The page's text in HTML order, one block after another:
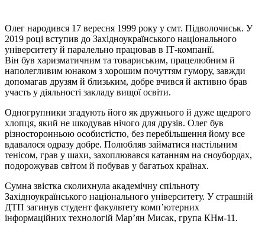
Олег народився 17 вересня 1999 року у смт. Підволочиськ. У
2019 році вступив до Західноукраїнського національного
університету й паралельно працював в ІТ-компанії.
Він був харизматичним та товариським, працелюбним й
наполегливим юнаком з хорошим почуттям гумору, завжди
допомагав друзям й близьким, добре вчився й активно брав
участь у діяльності закладу вищої освіти.
Одногрупники згадують його як дружнього й дуже щедрого
хлопця, який не шкодував нічого для друзів. Олег був
різносторонньою особистістю, без перебільшення йому все
вдавалося одразу добре. Полюбляв займатися настільним
тенісом, грав у шахи, захоплювався катанням на сноубордах,
подорожував світом й побував у багатьох країнах.
Сумна звістка сколихнула академічну спільноту
Західноукраїнського національного університету. У страшній
ДТП загинув студент факультету комп’ютерних
інформаційних технологій Мар’ян Мисак, група КНм-11.